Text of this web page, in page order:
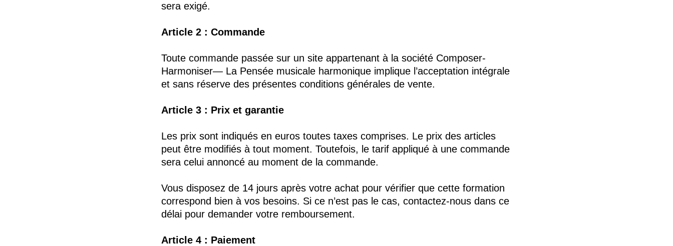
sera exigé.
Article 2 : Commande
Toute commande passée sur un site appartenant à la société Composer-
Harmoniser— La Pensée musicale harmonique implique l’acceptation intégrale
et sans réserve des présentes conditions générales de vente.
Article 3 : Prix et garantie
Les prix sont indiqués en euros toutes taxes comprises. Le prix des articles
peut être modifiés à tout moment. Toutefois, le tarif appliqué à une commande
sera celui annoncé au moment de la commande.
Vous disposez de 14 jours après votre achat pour vérifier que cette formation
correspond bien à vos besoins. Si ce n’est pas le cas, contactez-nous dans ce
délai pour demander votre remboursement.
Article 4 : Paiement